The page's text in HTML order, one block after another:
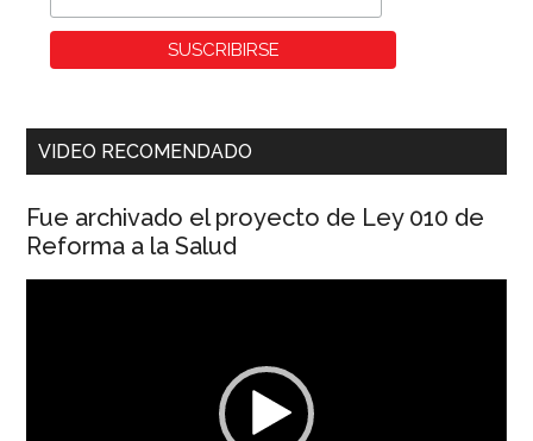
VIDEO RECOMENDADO
Fue archivado el proyecto de Ley 010 de
Reforma a la Salud